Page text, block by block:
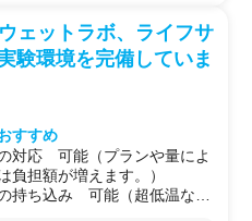
時に自社ラボ設立を待て
研究担当者が、既存設備を
ース。
ェットラボ、ライフサ
験環境を完備していま
すすめ
対応 可能（プランや量によ
負担額が増えます。）
持ち込み 可能（超低温など